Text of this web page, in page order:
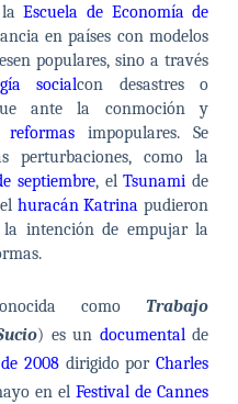
laEscuela de Economía de
en países con modelos
populares, sino a través
socialcon desastres o
ante la conmoción y
reformasimpopulares. Se
perturbaciones, como la
septiembre, elTsunami de
huracán Katrina pudieron
la intención de empujar la
como Trabajo
) es un documentalde
2008 dirigido porCharles
en elFestival de Cannes